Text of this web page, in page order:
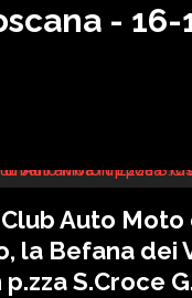
-
Club Auto
la Befana dei
S.Croce